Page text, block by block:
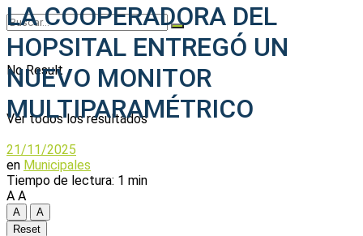
No Result
Ver todos los resultados
LA COOPERADORA DEL
HOPSITAL ENTREGÓ UN
NUEVO MONITOR
MULTIPARAMÉTRICO
21/11/2025
en Municipales
Tiempo de lectura: 1 min
A A
A
A
Reset